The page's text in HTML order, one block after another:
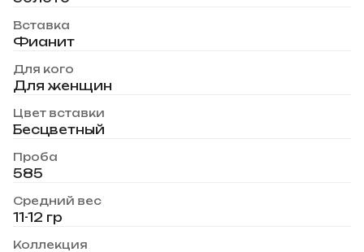
Вставка
Фианит
Для кого
Для женщин
Цвет вставки
Бесцветный
Проба
585
Средний вес
11-12 гр
Коллекция